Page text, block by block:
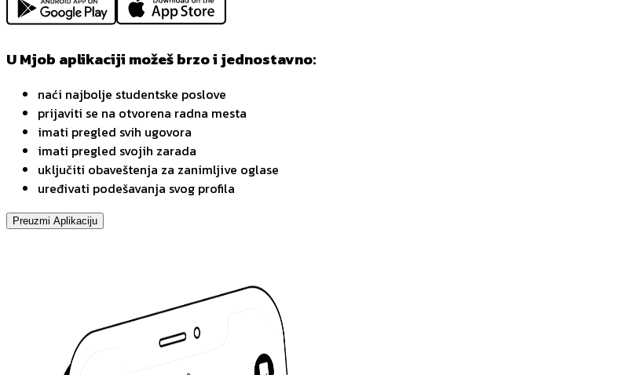
U Mjob aplikaciji možeš brzo i jednostavno:
naći najbolje studentske poslove
prijaviti se na otvorena radna mesta
imati pregled svih ugovora
imati pregled svojih zarada
uključiti obaveštenja za zanimljive oglase
uređivati podešavanja svog profila
Preuzmi Aplikaciju